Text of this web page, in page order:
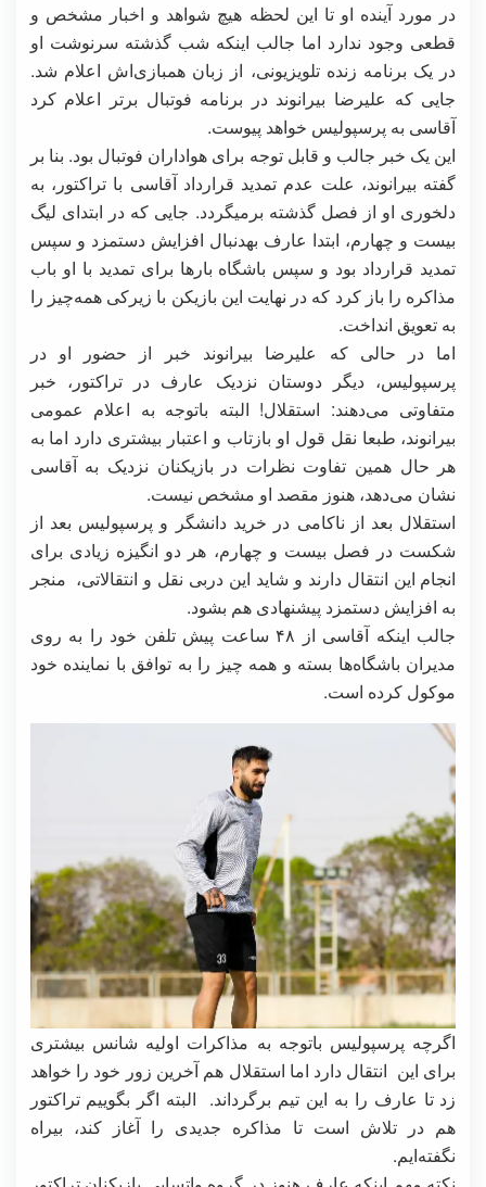
در مورد آینده او تا این لحظه هیچ شواهد و اخبار مشخص و
قطعی وجود ندارد اما جالب اینکه شب گذشته سرنوشت او
در یک برنامه زنده تلویزیونی، از زبان همبازی‌اش اعلام شد.
جایی که علیرضا بیرانوند در برنامه فوتبال برتر اعلام کرد
آقاسی به پرسپولیس خواهد پیوست.
این یک خبر جالب و قابل توجه برای هواداران فوتبال بود. بنا بر
گفته بیرانوند، علت عدم تمدید قرارداد آقاسی با تراکتور، به
دلخوری او از فصل گذشته برمیگردد. جایی که در ابتدای لیگ
بیست و چهارم، ابتدا عارف به‎دنبال افزایش دستمزد و سپس
تمدید قرارداد بود و سپس باشگاه بارها برای تمدید با او باب
مذاکره را باز کرد که در نهایت این بازیکن با زیرکی همه‌چیز را
به تعویق انداخت.
اما در حالی که علیرضا بیرانوند خبر از حضور او در
پرسپولیس، دیگر دوستان نزدیک عارف در تراکتور، خبر
متفاوتی می‌دهند: استقلال! البته باتوجه به اعلام عمومی
بیرانوند، طبعا نقل قول او بازتاب و اعتبار بیشتری دارد اما به
هر حال همین تفاوت نظرات در بازیکنان نزدیک به آقاسی
نشان می‌دهد، هنوز مقصد او مشخص نیست.
استقلال بعد از ناکامی در خرید دانشگر و پرسپولیس بعد از
شکست در فصل بیست و چهارم، هر دو انگیزه زیادی برای
انجام این انتقال دارند و شاید این دربی نقل و انتقالاتی، منجر
به افزایش دستمزد پیشنهادی هم بشود.
جالب اینکه آقاسی از ۴۸ ساعت پیش تلفن خود را به روی
مدیران باشگاه‌ها بسته و همه چیز را به توافق با نماینده خود
موکول کرده است.
اگرچه پرسپولیس باتوجه به مذاکرات اولیه شانس بیشتری
برای این انتقال دارد اما استقلال هم آخرین زور خود را خواهد
زد تا عارف را به این تیم برگرداند. البته اگر بگوییم تراکتور
هم در تلاش است تا مذاکره جدیدی را آغاز کند، بیراه
نگفته‌ایم.